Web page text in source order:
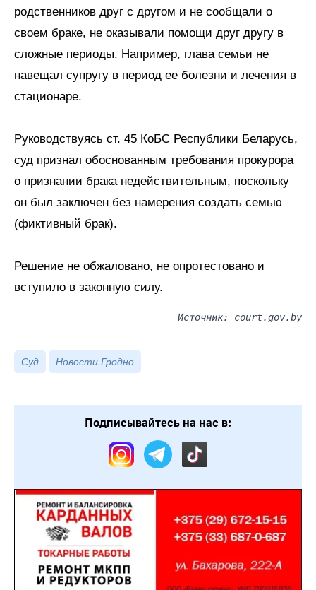
родственников друг с другом и не сообщали о
своем браке, не оказывали помощи друг другу в
сложные периоды. Например, глава семьи не
навещал супругу в период ее болезни и лечения в
стационаре.
Руководствуясь ст. 45 КоБС Республики Беларусь,
суд признал обоснованным требования прокурора
о признании брака недействительным, поскольку
он был заключен без намерения создать семью
(фиктивный брак).
Решение не обжаловано, не опротестовано и
вступило в законную силу.
Источник: court.gov.by
Суд Новости Гродно
Подписывайтесь на нас в: